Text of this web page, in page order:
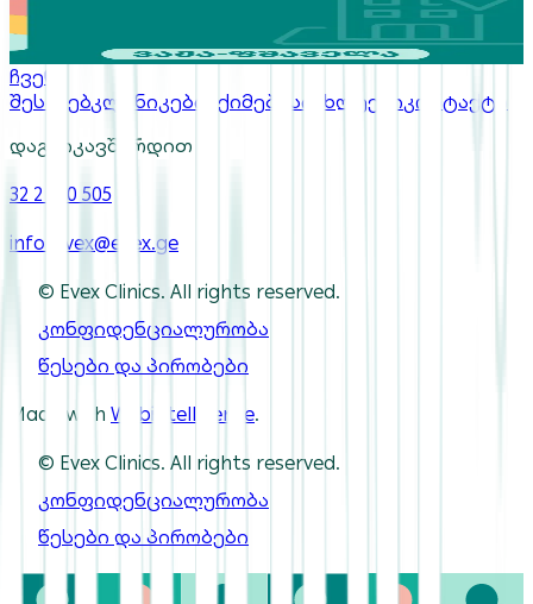
ევექსის კლინიკა ვაჟა-ფშაველაზე
ჩვენ
შესახებკლინიკები ექიმები სიახლეებიკონტაქტი
დაგვიკავშირდით
32 2 550 505
info-evex@evex.ge
© Evex Clinics. All rights reserved.
კონფიდენციალურობა
წესები და პირობები
Made with Webintelligence.
© Evex Clinics. All rights reserved.
კონფიდენციალურობა
წესები და პირობები